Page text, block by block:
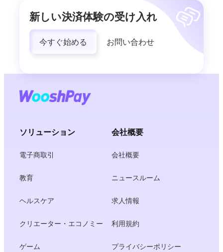
新しい決済体験の受け入れ
今すぐ始める お問い合わせ
ソリューション
電子商取引
教育
ヘルスケア
クリエーター・エコノミー
ゲーム
会社概要
会社概要
ニュースルーム
求人情報
利用規約
プライバシーポリシー